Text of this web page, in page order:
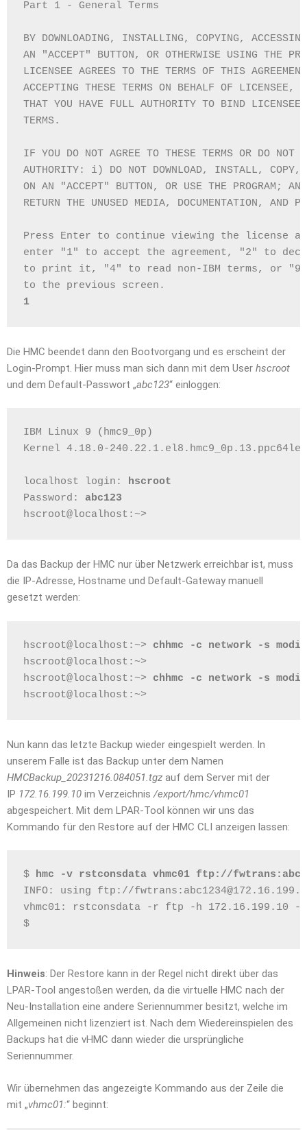
Part 1 -
BY DOWNLOADING, INSTALLING, COPYING,
AN "ACCEPT" BUTTON, OR
LICENSEE AGREES TO THE TERMS OF
ACCEPTING THESE TERMS ON BEHALF OF LICENSEE,
THAT YOU HAVE FULL AUTHORITY TO BIND LICENSEE
TERMS.
IF YOU DO NOT AGREE TO THESE TERMS OR DO NOT
AUTHORITY: i) DO NOT DOWNLOAD, INSTALL, COPY,
ON AN "ACCEPT" BUTTON, OR USE THE PROGRAM;
RETURN THE UNUSED MEDIA, DOCUMENTATION, AND
Press Enter to continue viewing the license
enter "1" to accept the agreement, "2" to
to print it, "4" to read non-IBM terms, or
to the previous screen.
1
Die HMC beendet dann den Bootvorgang und es erscheint der
Login-Prompt. Hier muss man sich dann mit dem User hscroot
und dem Default-Passwort „abc123“ einloggen:
IBM Linux 9 (hmc9_0p)
Kernel 4.18.0-240.22.1.el8.hmc9_0p.13.ppc64le
localhost login: hscroot
Password: abc123
hscroot@localhost:~>
Da das Backup der HMC nur über Netzwerk erreichbar ist, muss
die IP-Adresse, Hostname und Default-Gateway manuell
gesetzt werden:
hscroot@localhost:~> chhmc -c network -s
hscroot@localhost:~>
hscroot@localhost:~> chhmc -c network -s
hscroot@localhost:~>
Nun kann das letzte Backup wieder eingespielt werden. In
unserem Falle ist das Backup unter dem Namen
HMCBackup_20231216.084051.tgz auf dem Server mit der
IP 172.16.199.10 im Verzeichnis/export/hmc/vhmc01
abgespeichert. Mit dem LPAR-Tool können wir uns das
Kommando für den Restore auf der HMC CLI anzeigen lassen:
$ hmc -v rstconsdata vhmc01 ftp://
INFO: using ftp://
vhmc01: rstconsdata -r ftp -h 172.16.199.10 -u
$
Hinweis: Der Restore kann in der Regel nicht direkt über das
LPAR-Tool angestoßen werden, da die virtuelle HMC nach der
Neu-Installation eine andere Seriennummer besitzt, welche im
Allgemeinen nicht lizenziert ist. Nach dem Wiedereinspielen des
Backups hat die vHMC dann wieder die ursprüngliche
Seriennummer.
Wir übernehmen das angezeigte Kommando aus der Zeile die
mit „vhmc01:“ beginnt: